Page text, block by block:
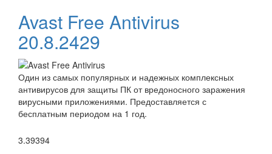
Avast Free Antivirus
20.8.2429
Один из самых популярных и надежных комплексных
антивирусов для защиты ПК от вредоносного заражения
вирусными приложениями. Предоставляется с
бесплатным периодом на 1 год.
3.39394